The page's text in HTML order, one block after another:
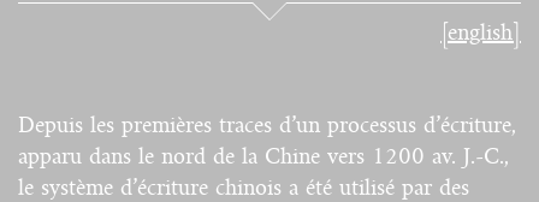
[english]
Depuis les premières traces d’un processus d’écriture,
apparu dans le nord de la Chine vers 1200 av. J.-C.,
le système d’écriture chinois a été utilisé par des